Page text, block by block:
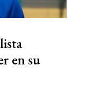
en su